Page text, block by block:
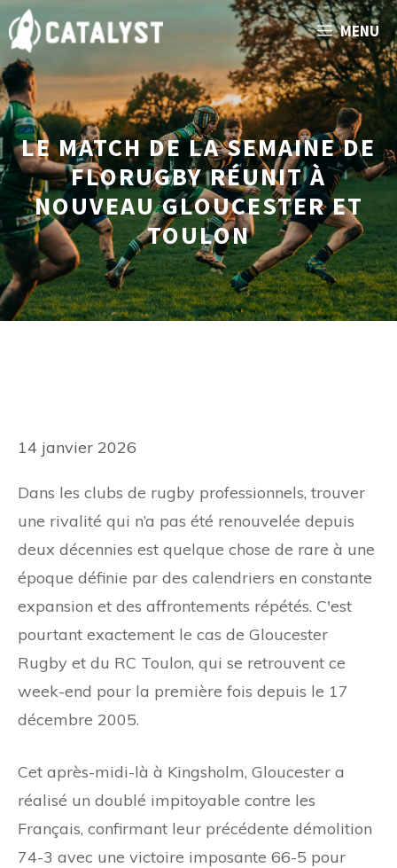
Aller
au
contenu
MENU
LE MATCH DE LA SEMAINE DE
FLORUGBY RÉUNIT À
NOUVEAU GLOUCESTER ET
TOULON
14 janvier 2026
Dans les clubs de rugby professionnels, trouver
une rivalité qui n’a pas été renouvelée depuis
deux décennies est quelque chose de rare à une
époque définie par des calendriers en constante
expansion et des affrontements répétés. C'est
pourtant exactement le cas de Gloucester
Rugby et du RC Toulon, qui se retrouvent ce
week-end pour la première fois depuis le 17
décembre 2005.
Cet après-midi-là à Kingsholm, Gloucester a
réalisé un doublé impitoyable contre les
Français, confirmant leur précédente démolition
74-3 avec une victoire imposante 66-5 pour